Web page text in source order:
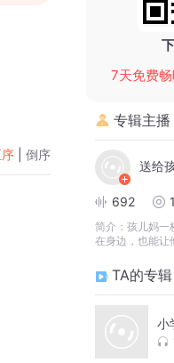
倒序
7天免费
专辑主播
送给
692
简介： 孩儿妈一
在身边，也能让
TA的专辑
小